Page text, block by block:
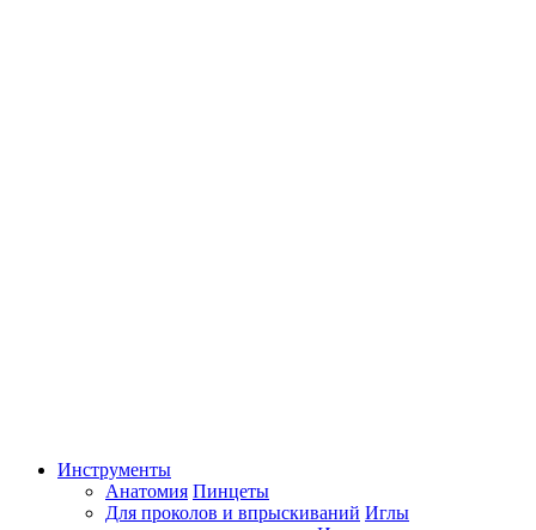
Инструменты
Анатомия Пинцеты
Для проколов и впрыскиваний Иглы